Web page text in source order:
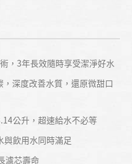
，3年長效隨時享受潔淨好水
深度改善水質，還原微甜口
公升，超速給水不必等
與飲用水同時滿足
濾芯壽命